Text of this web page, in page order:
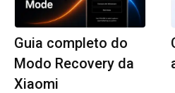
Guia completo do
Modo Recovery da
Xiaomi